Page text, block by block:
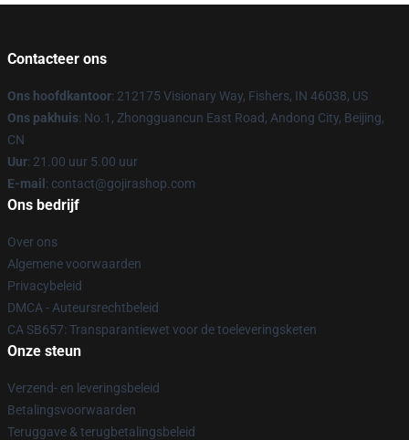
Contacteer ons
Ons hoofdkantoor: 212175 Visionary Way, Fishers, IN 46038, US
Ons pakhuis: No.1, Zhongguancun East Road, Andong City, Beijing,
CN
Uur: 21.00 uur 5.00 uur
E-mail : contact@gojirashop.com
Ons bedrijf
Over ons
Algemene voorwaarden
Privacybeleid
DMCA - Auteursrechtbeleid
CA SB657: Transparantiewet voor de toeleveringsketen
Onze steun
Verzend- en leveringsbeleid
Betalingsvoorwaarden
Teruggave & terugbetalingsbeleid